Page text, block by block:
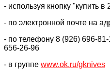
- используя кнопку "купить в
- по электронной почте на
- по телефону 8 (926) 696-
656-26-96
- в группе www.ok.ru/gknives